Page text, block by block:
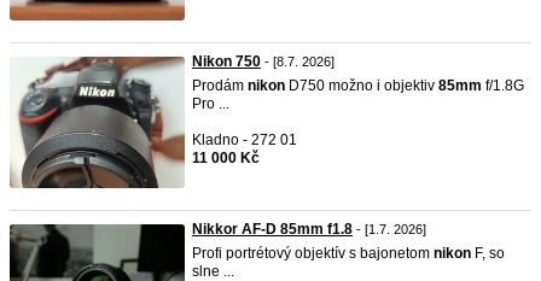
Nikon 750 - [8.7. 2026]
Prodám nikon D750 možno i objektiv 85mm f/1.8G
Pro ...
Kladno - 272 01
11 000 Kč
Nikkor AF-D 85mm f1.8 - [1.7. 2026]
Profi portrétový objektív s bajonetom nikon F, so
slne ...